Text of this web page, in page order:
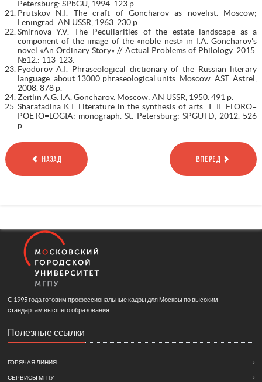
Petersburg: SPbGU, 1994. 123 p.
Prutskov N.I. The craft of Goncharov as novelist. Moscow;
Leningrad: AN USSR, 1963. 230 p.
Smirnova Y.V. The Peculiarities of the estate landscape as a
component of the image of the «noble nest» in I.A. Goncharov's
novel «An Ordinary Story» // Actual Problems of Philology. 2015.
№12.: 113-123.
Fyodorov A.I. Phraseological dictionary of the Russian literary
language: about 13000 phraseological units. Moscow: AST: Astrel,
2008. 878 p.
Zeitlin A.G. I.A. Goncharov. Moscow: AN USSR, 1950. 491 p.
Sharafadina K.I. Literature in the synthesis of arts. T. II. FLORO=
POETO=LOGIA: monograph. St. Petersburg: SPGUTD, 2012. 526
p.
НАЗАД ВПЕРЕД
С 1995 года готовим профессиональные кадры для Москвы по высоким
стандартам высшего образования.
Полезные ссылки
ГОРЯЧАЯ ЛИНИЯ
СЕРВИСЫ МГПУ